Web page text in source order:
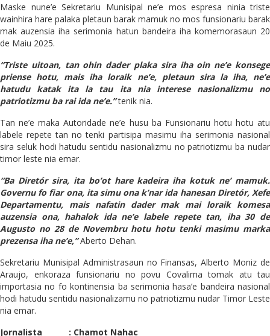
Maske nune’e Sekretariu Munisipal ne’e mos espresa ninia triste
wainhira hare palaka pletaun barak mamuk no mos funsionariu barak
mak auzensia iha serimonia hatun bandeira iha komemorasaun 20
de Maiu 2025.
“Triste uitoan, tan ohin dader plaka sira iha oin ne’e konsege
priense hotu, mais iha loraik ne’e, pletaun sira la iha, ne’e
hatudu katak ita la tau ita nia interese nasionalizmu no
patriotizmu ba rai ida ne’e.”tenik nia.
Tan ne’e maka Autoridade ne’e husu ba Funsionariu hotu hotu atu
labele repete tan no tenki partisipa masimu iha serimonia nasional
sira seluk hodi hatudu sentidu nasionalizmu no patriotizmu ba nudar
timor leste nia emar.
“Ba Diretór sira, ita bo’ot hare kadeira iha kotuk ne’ mamuk.
Governu fo fiar ona, ita simu ona k’nar ida hanesan Diretór, Xefe
Departamentu, mais nafatin dader mak mai loraik komesa
auzensia ona, hahalok ida ne’e labele repete tan, iha 30 de
Augusto no 28 de Novembru hotu hotu tenki masimu marka
prezensa iha ne’e,”Aberto Dehan.
Sekretariu Munisipal Administrasaun no Finansas, Alberto Moniz de
Araujo, enkoraza funsionariu no povu Covalima tomak atu tau
importasia no fo kontinensia ba serimonia hasa’e bandeira nasional
hodi hatudu sentidu nasionalizamu no patriotizmu nudar Timor Leste
nia emar.
Jornalista : Chamot Nahac